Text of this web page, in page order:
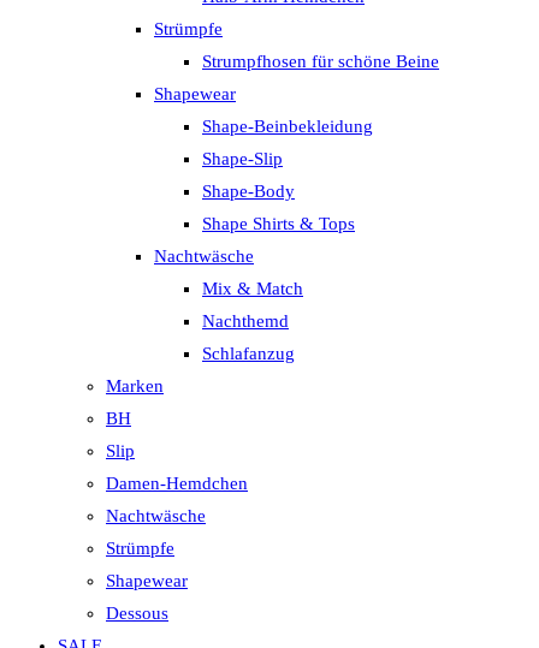
Strümpfe
Strumpfhosen für schöne Beine
Shapewear
Shape-Beinbekleidung
Shape-Slip
Shape-Body
Shape Shirts & Tops
Nachtwäsche
Mix & Match
Nachthemd
Schlafanzug
Marken
BH
Slip
Damen-Hemdchen
Nachtwäsche
Strümpfe
Shapewear
Dessous